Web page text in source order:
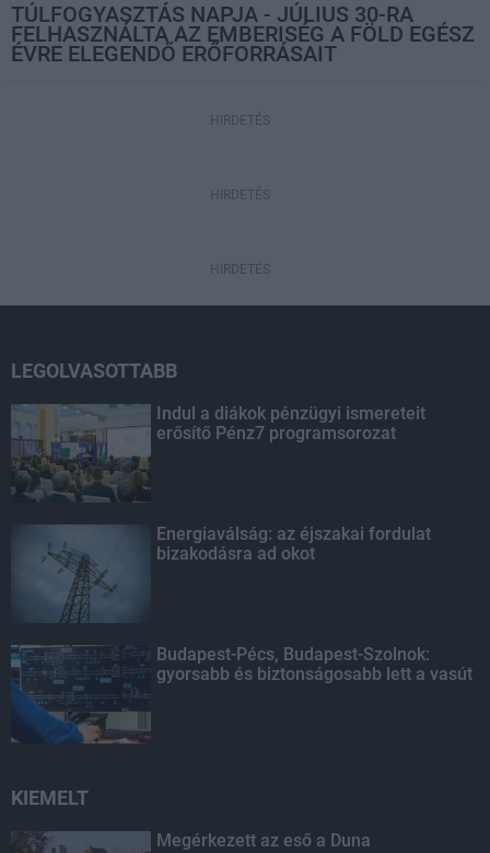
TÚLFOGYASZTÁS NAPJA - JÚLIUS 30-RA
FELHASZNÁLTA AZ EMBERISÉG A FÖLD EGÉSZ
ÉVRE ELEGENDŐ ERŐFORRÁSAIT
HIRDETÉS
HIRDETÉS
HIRDETÉS
LEGOLVASOTTABB
Indul a diákok pénzügyi ismereteit
erősítő Pénz7 programsorozat
Energiaválság: az éjszakai fordulat
bizakodásra ad okot
Budapest-Pécs, Budapest-Szolnok:
gyorsabb és biztonságosabb lett a vasút
KIEMELT
Megérkezett az eső a Duna